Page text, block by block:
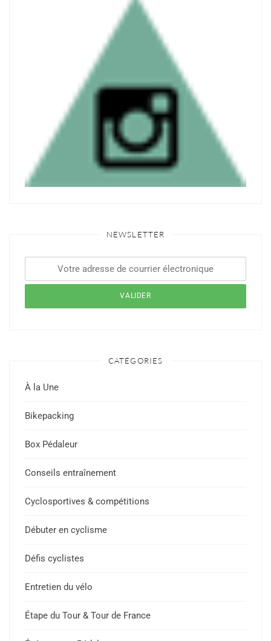
NEWSLETTER
CATÉGORIES
À la Une
Bikepacking
Box Pédaleur
Conseils entraînement
Cyclosportives & compétitions
Débuter en cyclisme
Défis cyclistes
Entretien du vélo
Étape du Tour & Tour de France